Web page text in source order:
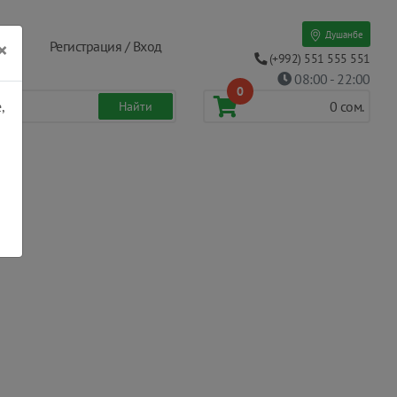
Регистрация / Вход
Душанбе
(+992) 551 555 551
08:00 - 22:00
0
0 сом.